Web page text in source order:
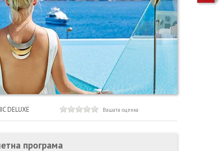
DELUXE Вашата оценка
програма